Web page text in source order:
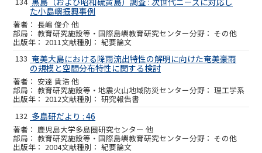
た小島嶼振興事例
長嶋 俊介 他
教育研究施設等・国際島嶼教育研究センター その他
2011
紀要論文
133 奄美大島における降雨流出特性の解明に向けた奄美豪雨
の規模と空間分布特性に関する検討
安達 貴浩 他
教育研究施設等・地震火山地域防災センター 理工学系
2012
研究報告書
132 多島研だより : 46
鹿児島大学多島圏研究センター 他
教育研究施設等・国際島嶼教育研究センター その他
2004
紀要論文